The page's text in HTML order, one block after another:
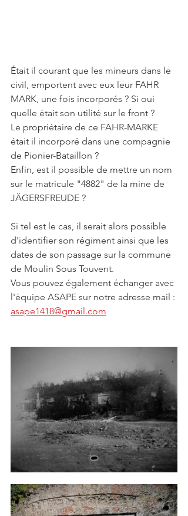
Était il courant que les mineurs dans le
civil, emportent avec eux leur FAHR
MARK, une fois incorporés ? Si oui
quelle était son utilité sur le front ?
Le propriétaire de ce FAHR-MARKE
était il incorporé dans une compagnie
de Pionier-Bataillon ?
Enfin, est il possible de mettre un nom
sur le matricule "4882" de la mine de
JÄGERSFREUDE ?
Si tel est le cas, il serait alors possible
d'identifier son régiment ainsi que les
dates de son passage sur la commune
de Moulin Sous Touvent.
Vous pouvez également échanger avec
l'équipe ASAPE sur notre adresse mail :
asape1418@gmail.com